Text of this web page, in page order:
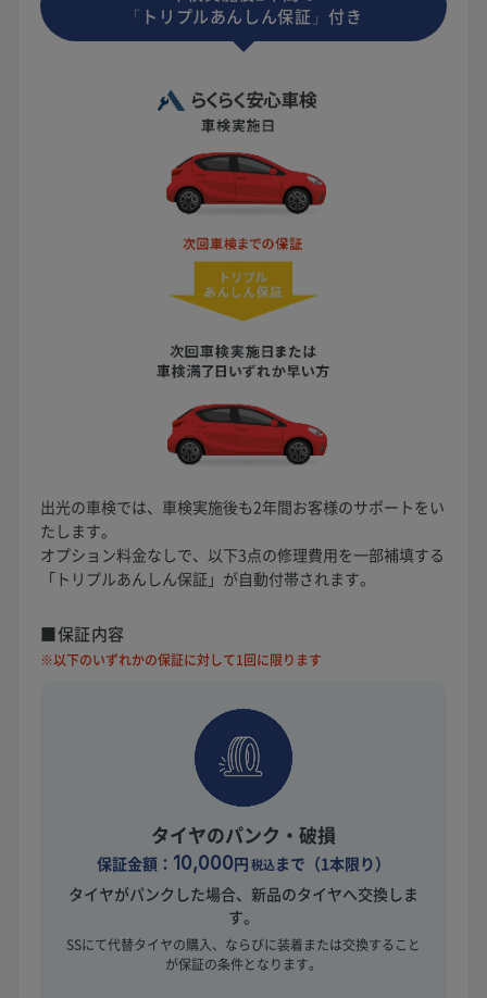
「トリプルあんしん保証」付き
出光の車検では、車検実施後も2年間お客様のサポートをい
たします。
オプション料金なしで、以下3点の修理費用を一部補填する
「トリプルあんしん保証」が自動付帯されます。
■保証内容
※以下のいずれかの保証に対して1回に限ります
タイヤのパンク・破損
保証金額： 10,000円税込まで（1本限り）
タイヤがパンクした場合、新品のタイヤへ交換しま
す。
SSにて代替タイヤの購入、ならびに装着または交換すること
が保証の条件となります。